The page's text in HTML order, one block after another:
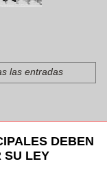
las entradas
DEBEN
SU LEY